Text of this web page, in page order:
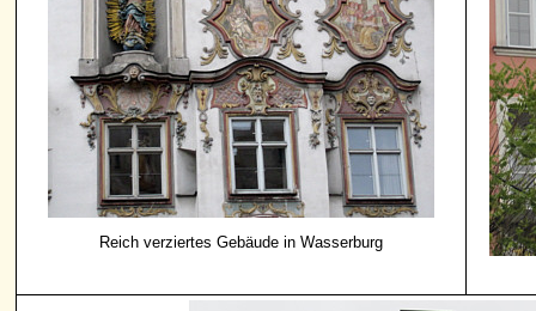
Reich verziertes Gebäude in Wasserburg